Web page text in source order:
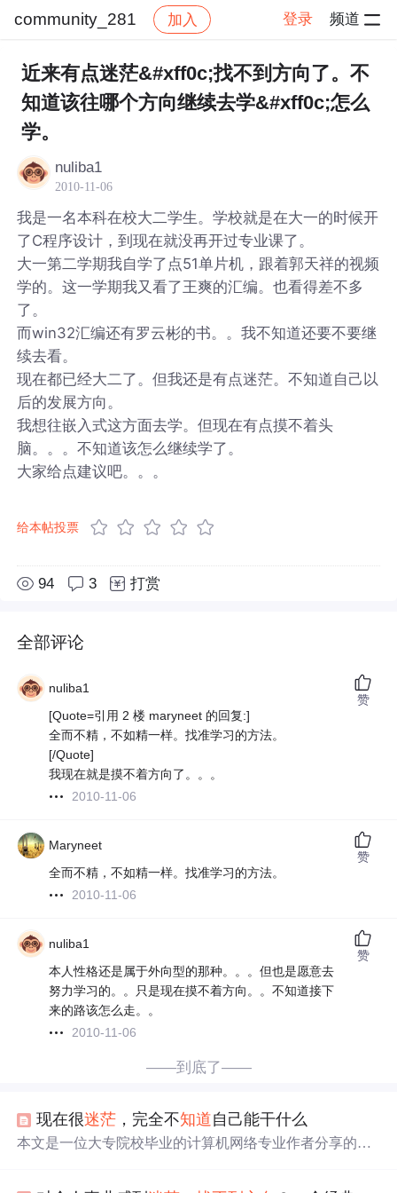
community_281 加入 登录 频道
社区 community_281 帖子详情
近来有点迷茫&#xff0c;找不到方向了。不
知道该往哪个方向继续去学&#xff0c;怎么
学。
nuliba1
2010-11-06
我是一名本科在校大二学生。学校就是在大一的时候开
了C程序设计，到现在就没再开过专业课了。
大一第二学期我自学了点51单片机，跟着郭天祥的视频
学的。这一学期我又看了王爽的汇编。也看得差不多
了。
而win32汇编还有罗云彬的书。。我不知道还要不要继
续去看。
现在都已经大二了。但我还是有点迷茫。不知道自己以
后的发展方向。
我想往嵌入式这方面去学。但现在有点摸不着头
脑。。。不知道该怎么继续学了。
大家给点建议吧。。。
给本帖投票
94 3 打赏
全部评论
nuliba1
[Quote=引用 2 楼 maryneet 的回复:]
全而不精，不如精一样。找准学习的方法。
[/Quote]
我现在就是摸不着方向了。。。
2010-11-06
赞
Maryneet
全而不精，不如精一样。找准学习的方法。
2010-11-06
赞
nuliba1
本人性格还是属于外向型的那种。。。但也是愿意去
努力学习的。。只是现在摸不着方向。。不知道接下
来的路该怎么走。。
2010-11-06
赞
——到底了——
现在很迷茫 ，完全不知道自己能干什么
本文是一位大专院校毕业的计算机网络专业作者分享的个